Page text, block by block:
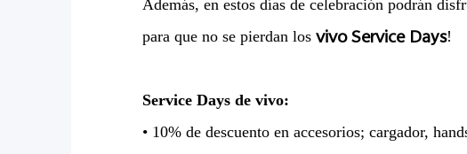
Además, en estos días de celebración podrán
para que no se pierdan los vivo Service Days!
Service Days de vivo:
• 10% de descuento en accesorios; cargador,